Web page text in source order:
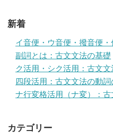
新着
イ音便・ウ音便・撥音便
副詞とは：古文文法の基礎
ク活用・シク活用：古文
四段活用：古文文法の動詞
ナ行変格活用（ナ変）：
カテゴリー